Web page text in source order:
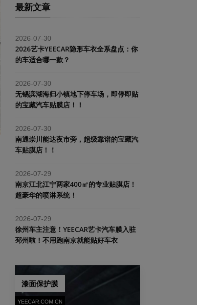
最新文章
2026-07-30
2026艺卡YEECAR隐形车衣全系盘点：你
的车适合哪一款？
2026-07-30
​无锡滨湖海归小镇地下停车场，即停即贴
的宝藏汽车贴膜店！！
2026-07-30
南通崇川能达夜市旁，超级靠谱的宝藏汽
车贴膜店！！
2026-07-29
南京江北江宁两家400㎡的专业贴膜店！
超豪华的喷淋系统！
2026-07-29
​徐州车主注意！YEECAR艺卡汽车膜入驻
邳州啦！不用跑南京就能贴好车衣
漆面保护膜
YEECAR.COM.CN